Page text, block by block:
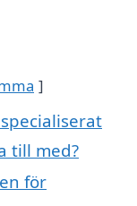
till med?
för